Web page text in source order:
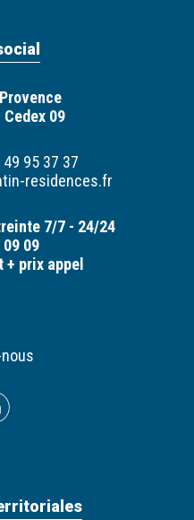
09
95 37 37
residences.fr
7/7 - 24/24
09 09
prix appel